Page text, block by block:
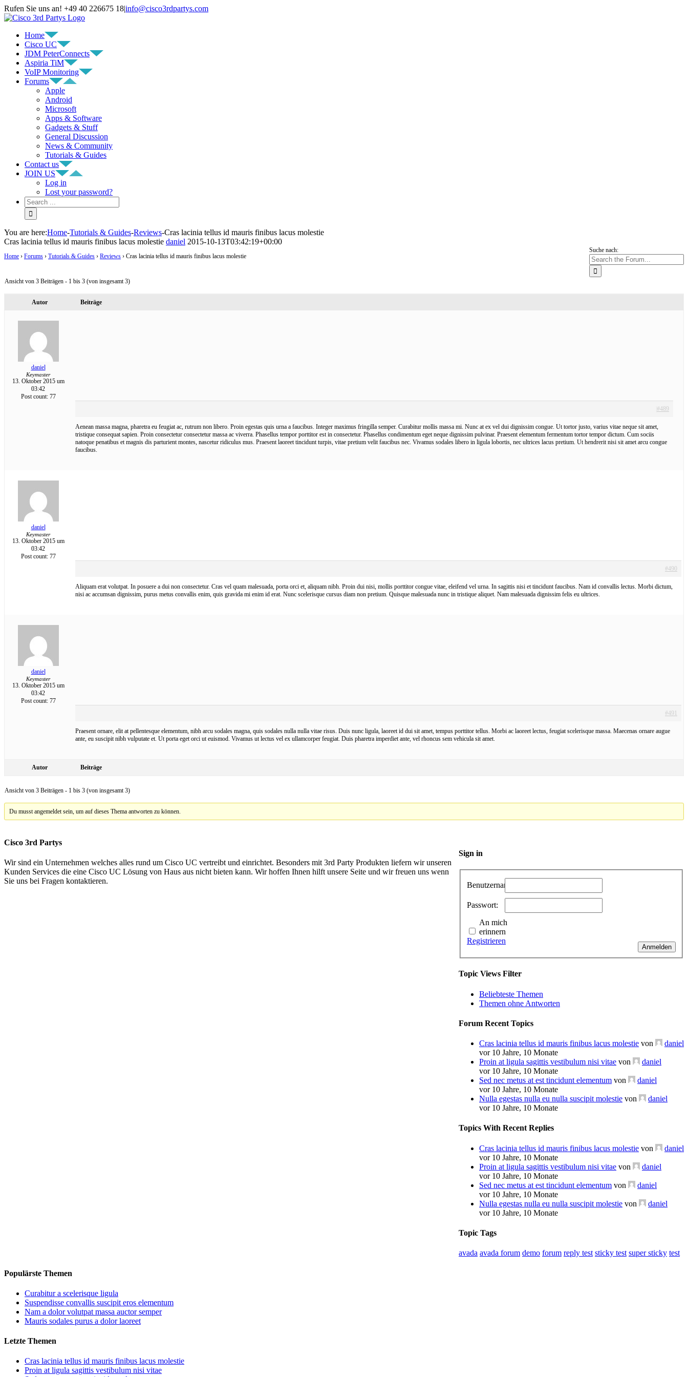
Rufen Sie uns an! +49 40 226675 18|info@cisco3rdpartys.com
Home
Cisco UC
JDM PeterConnects
Aspiria TiM
VoIP Monitoring
Forums
Apple
Android
Microsoft
Apps & Software
Gadgets & Stuff
General Discussion
News & Community
Tutorials & Guides
Contact us
JOIN US
Log in
Lost your password?
You are here:Home-Tutorials & Guides-Reviews-Cras lacinia tellus id mauris finibus lacus molestie
Cras lacinia tellus id mauris finibus lacus molestie daniel 2015-10-13T03:42:19+00:00
Home › Forums › Tutorials & Guides › Reviews › Cras lacinia tellus id mauris finibus lacus molestie
Suche nach:
Ansicht von 3 Beiträgen - 1 bis 3 (von insgesamt 3)
Autor Beiträge
daniel
Keymaster
13. Oktober 2015 um
03:42
Post count: 77
#489
Aenean massa magna, pharetra eu feugiat ac, rutrum non libero. Proin egestas quis urna a faucibus. Integer maximus fringilla semper. Curabitur mollis massa mi. Nunc at ex vel dui dignissim congue. Ut tortor justo, varius vitae neque sit amet,
tristique consequat sapien. Proin consectetur consectetur massa ac viverra. Phasellus tempor porttitor est in consectetur. Phasellus condimentum eget neque dignissim pulvinar. Praesent elementum fermentum tortor tempor dictum. Cum sociis
natoque penatibus et magnis dis parturient montes, nascetur ridiculus mus. Praesent laoreet tincidunt turpis, vitae pretium velit faucibus nec. Vivamus sodales libero in ligula lobortis, nec ultrices lacus pretium. Ut hendrerit nisi sit amet arcu congue
faucibus.
daniel
Keymaster
13. Oktober 2015 um
03:42
Post count: 77
#490
Aliquam erat volutpat. In posuere a dui non consectetur. Cras vel quam malesuada, porta orci et, aliquam nibh. Proin dui nisi, mollis porttitor congue vitae, eleifend vel urna. In sagittis nisi et tincidunt faucibus. Nam id convallis lectus. Morbi dictum,
nisi ac accumsan dignissim, purus metus convallis enim, quis gravida mi enim id erat. Nunc scelerisque cursus diam non pretium. Quisque malesuada nunc in tristique aliquet. Nam malesuada dignissim felis eu ultrices.
daniel
Keymaster
13. Oktober 2015 um
03:42
Post count: 77
#491
Praesent ornare, elit at pellentesque elementum, nibh arcu sodales magna, quis sodales nulla nulla vitae risus. Duis nunc ligula, laoreet id dui sit amet, tempus porttitor tellus. Morbi ac laoreet lectus, feugiat scelerisque massa. Maecenas ornare augue
ante, eu suscipit nibh vulputate et. Ut porta eget orci ut euismod. Vivamus ut lectus vel ex ullamcorper feugiat. Duis pharetra imperdiet ante, vel rhoncus sem vehicula sit amet.
Autor Beiträge
Ansicht von 3 Beiträgen - 1 bis 3 (von insgesamt 3)
Du musst angemeldet sein, um auf dieses Thema antworten zu können.
Sign in
Benutzername:
Passwort:
An mich
erinnern
Anmelden
Registrieren
Topic Views Filter
Beliebteste Themen
Themen ohne Antworten
Forum Recent Topics
Cras lacinia tellus id mauris finibus lacus molestie von
daniel
vor 10 Jahre, 10 Monate
Proin at ligula sagittis vestibulum nisi vitae von
daniel
vor 10 Jahre, 10 Monate
Sed nec metus at est tincidunt elementum von
daniel
vor 10 Jahre, 10 Monate
Nulla egestas nulla eu nulla suscipit molestie von
daniel
vor 10 Jahre, 10 Monate
Topics With Recent Replies
Cras lacinia tellus id mauris finibus lacus molestie von
daniel
vor 10 Jahre, 10 Monate
Proin at ligula sagittis vestibulum nisi vitae von
daniel
vor 10 Jahre, 10 Monate
Sed nec metus at est tincidunt elementum von
daniel
vor 10 Jahre, 10 Monate
Nulla egestas nulla eu nulla suscipit molestie von
daniel
vor 10 Jahre, 10 Monate
Topic Tags
avada avada forum demo forum reply test sticky test super sticky test
Cisco 3rd Partys
Wir sind ein Unternehmen welches alles rund um Cisco UC vertreibt und einrichtet. Besonders mit 3rd Party Produkten liefern wir unseren
Kunden Services die eine Cisco UC Lösung von Haus aus nicht bieten kann. Wir hoffen Ihnen hilft unsere Seite und wir freuen uns wenn
Sie uns bei Fragen kontaktieren.
Populärste Themen
Curabitur a scelerisque ligula
Suspendisse convallis suscipit eros elementum
Nam a dolor volutpat massa auctor semper
Mauris sodales purus a dolor laoreet
Letzte Themen
Cras lacinia tellus id mauris finibus lacus molestie
Proin at ligula sagittis vestibulum nisi vitae